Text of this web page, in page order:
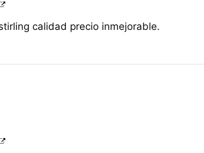
calidad precio inmejorable.